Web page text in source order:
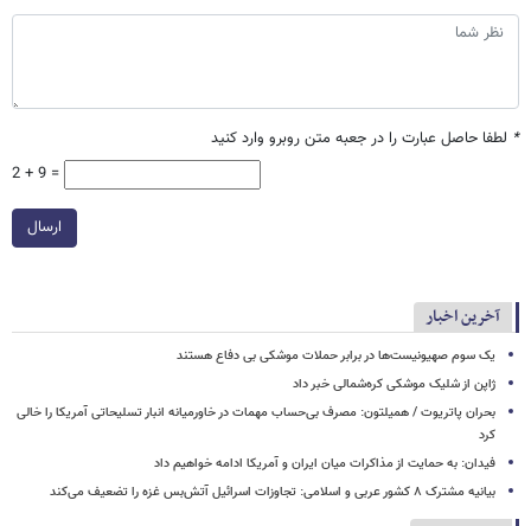
* لطفا حاصل عبارت را در جعبه متن روبرو وارد کنید
2 + 9 =
ارسال
آخرین اخبار
یک‌ سوم صهیونیست‌ها در برابر حملات موشکی بی دفاع هستند
ژاپن از شلیک موشکی کره‌شمالی خبر داد
بحران پاتریوت / همیلتون: مصرف بی‌حساب مهمات در خاورمیانه انبار تسلیحاتی آمریکا را خالی
کرد
فیدان: به حمایت از مذاکرات میان ایران و آمریکا ادامه خواهیم داد
بیانیه مشترک ۸ کشور عربی و اسلامی: تجاوزات اسرائیل آتش‌بس غزه را تضعیف می‌کند